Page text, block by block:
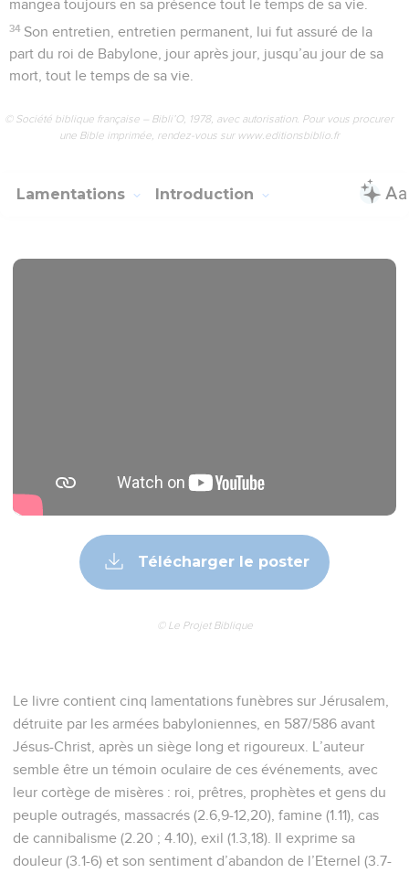
mangea toujours en sa présence tout le temps de sa vie.
34 Son entretien, entretien permanent, lui fut assuré de la
part du roi de Babylone, jour après jour, jusqu’au jour de sa
mort, tout le temps de sa vie.
© Société biblique française – Bibli’O, 1978, avec autorisation. Pour vous procurer
une Bible imprimée, rendez-vous sur www.editionsbiblio.fr
Lamentations Introduction
Télécharger le poster
© Le Projet Biblique
Le livre contient cinq lamentations funèbres sur Jérusalem,
détruite par les armées babyloniennes, en 587/586 avant
Jésus-Christ, après un siège long et rigoureux. L’auteur
semble être un témoin oculaire de ces événements, avec
leur cortège de misères : roi, prêtres, prophètes et gens du
peuple outragés, massacrés (2.6,9-12,20), famine (1.11), cas
de cannibalisme (2.20 ; 4.10), exil (1.3,18). Il exprime sa
douleur (3.1-6) et son sentiment d’abandon de l’Eternel (3.7-